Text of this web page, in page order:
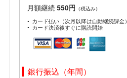
月額継続 550円 （税込み）
カード払い（次月以降は自動継続課金）
カード決済後すぐに購読開始
銀行振込（年間）